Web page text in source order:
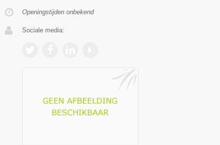
Openingstijden onbekend
Sociale media: